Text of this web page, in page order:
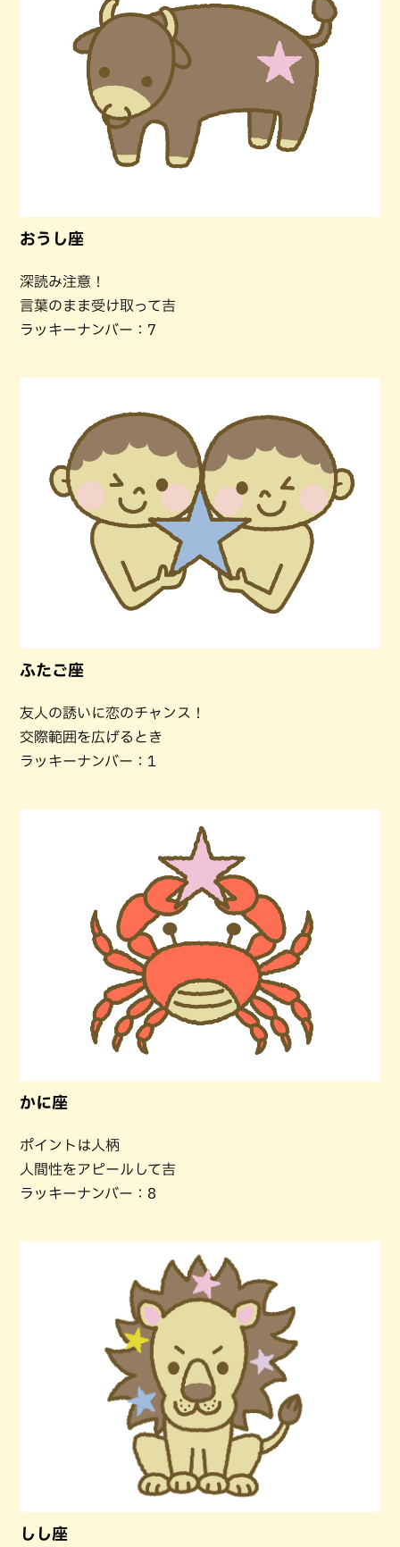
おうし座
深読み注意！
言葉のまま受け取って吉
ラッキーナンバー：7
ふたご座
友人の誘いに恋のチャンス！
交際範囲を広げるとき
ラッキーナンバー：1
かに座
ポイントは人柄
人間性をアピールして吉
ラッキーナンバー：8
しし座